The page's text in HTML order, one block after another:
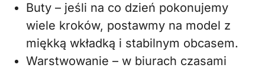
Buty – jeśli na co dzień pokonujemy
wiele kroków, postawmy na model z
miękką wkładką i stabilnym obcasem.
Warstwowanie – w biurach czasami